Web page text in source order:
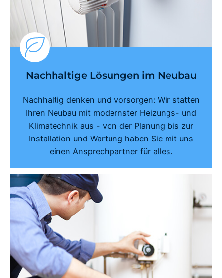
Nachhaltige Lösungen im Neubau
Nachhaltig denken und vorsorgen: Wir statten
Ihren Neubau mit modernster Heizungs- und
Klimatechnik aus - von der Planung bis zur
Installation und Wartung haben Sie mit uns
einen Ansprechpartner für alles.